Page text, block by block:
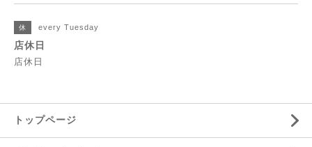
休 every Tuesday
店休日
店休日
トップページ